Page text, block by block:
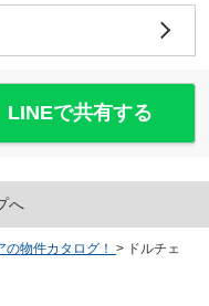
LINEで共有する
へ
物件カタログ！ > ドルチェ